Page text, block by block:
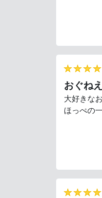
おぐね
大好きな
ほっぺの